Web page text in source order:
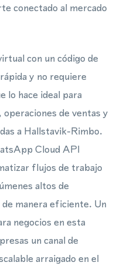
conectado al mercado
con un código de
y no requiere
lo hace ideal para
de ventas y
a Hallstavik-Rimbo.
Cloud API
flujos de trabajo
altos de
manera eficiente. Un
negocios en esta
un canal de
arraigado en el